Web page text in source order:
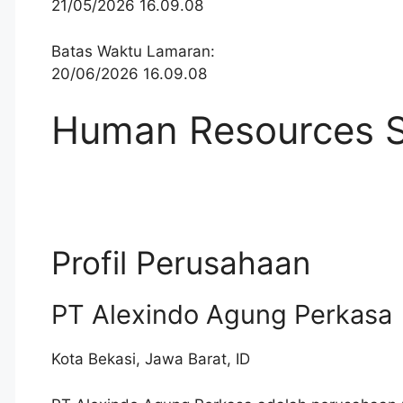
21/05/2026 16.09.08
Batas Waktu Lamaran:
20/06/2026 16.09.08
Human Resources
Profil Perusahaan
PT Alexindo Agung Perkasa
Kota Bekasi, Jawa Barat, ID